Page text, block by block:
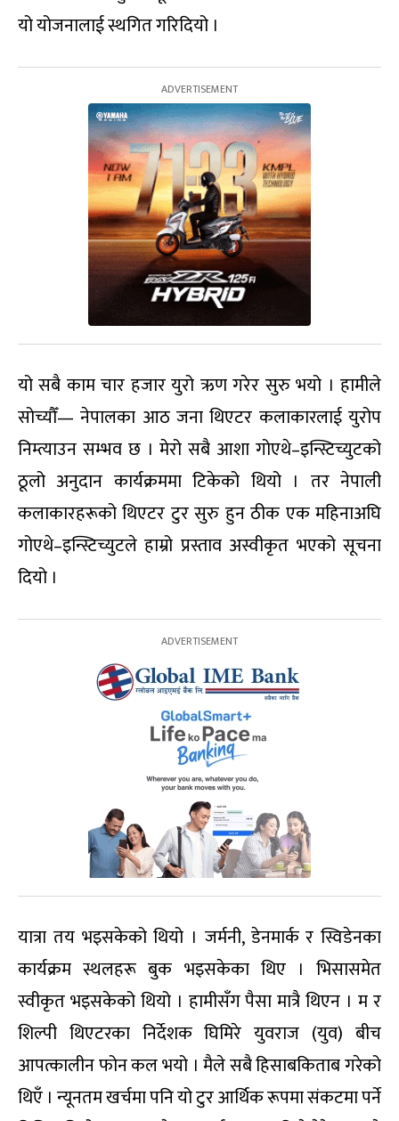
यो योजनालाई स्थगित गरिदियो ।
यो सबै काम चार हजार युरो ऋण गरेर सुरु भयो । हामीले
सोच्यौँ— नेपालका आठ जना थिएटर कलाकारलाई युरोप
निम्त्याउन सम्भव छ । मेरो सबै आशा गोएथे–इन्स्टिच्युटको
ठूलो अनुदान कार्यक्रममा टिकेको थियो । तर नेपाली
कलाकारहरूको थिएटर टुर सुरु हुन ठीक एक महिनाअघि
गोएथे–इन्स्टिच्युटले हाम्रो प्रस्ताव अस्वीकृत भएको सूचना
दियो ।
यात्रा तय भइसकेको थियो । जर्मनी, डेनमार्क र स्विडेनका
कार्यक्रम स्थलहरू बुक भइसकेका थिए । भिसासमेत
स्वीकृत भइसकेको थियो । हामीसँग पैसा मात्रै थिएन । म र
शिल्पी थिएटरका निर्देशक घिमिरे युवराज (युव) बीच
आपत्कालीन फोन कल भयो । मैले सबै हिसाबकिताब गरेको
थिएँ । न्यूनतम खर्चमा पनि यो टुर आर्थिक रूपमा संकटमा पर्ने